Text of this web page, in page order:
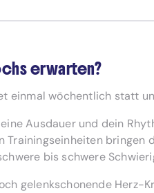
erwarten?
einmal wöchentlich statt
Ausdauer und dein
Trainingseinheiten
bis schwere
gelenkschonende